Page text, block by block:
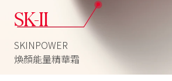
SK-II
SKINPOWER
煥顏能量精華霜